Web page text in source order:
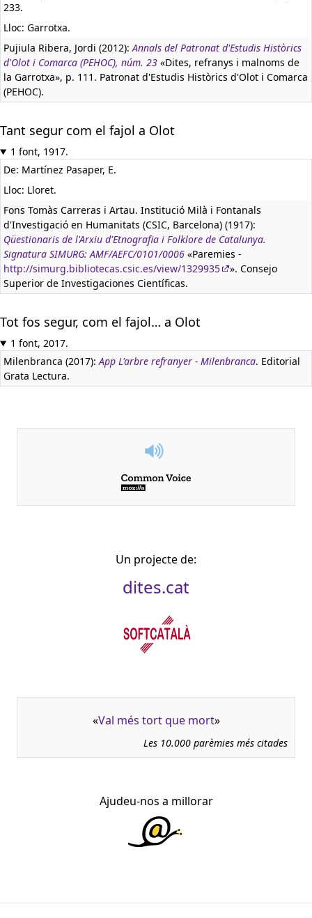
233.
Lloc: Garrotxa.
Pujiula Ribera, Jordi (2012):Annals del Patronat d'Estudis Històrics
d'Olot i Comarca (PEHOC), núm. 23 «Dites, refranys i malnoms de
la Garrotxa», p. 111. Patronat d'Estudis Històrics d'Olot i Comarca
(PEHOC).
Tant segur com el fajol a Olot
1 font, 1917.
De: Martínez Pasaper, E.
Lloc: Lloret.
Fons Tomàs Carreras i Artau. Institució Milà i Fontanals
d'Investigació en Humanitats (CSIC, Barcelona) (1917):
Qüestionaris de l'Arxiu d'Etnografia i Folklore de Catalunya.
Signatura SIMURG: AMF/AEFC/0101/0006 «Paremies -
http://simurg.bibliotecas.csic.es/view/1329935
». Consejo
Superior de Investigaciones Científicas.
Tot fos segur, com el fajol… a Olot
1 font, 2017.
Milenbranca (2017):App L'arbre refranyer - Milenbranca. Editorial
Grata Lectura.
Un projecte de:
dites.cat
«Val més tort que mort»
Les 10.000 parèmies més citades
Ajudeu-nos a millorar